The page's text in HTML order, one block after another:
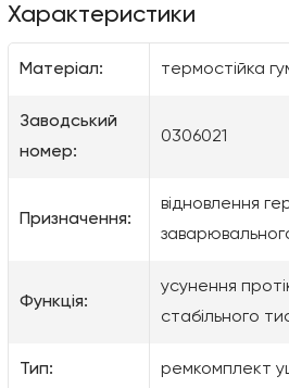
Характеристики
Матеріал: термостійка
Заводський
номер:
0306021
Призначення:
відновлення
Функція:
усунення
стабільного
Тип: ремкомплект